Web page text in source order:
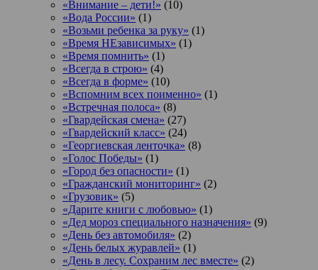
«Внимание – дети!» (10)
«Вода России» (1)
«Возьми ребенка за руку» (1)
«Время НЕзависимых» (1)
«Время помнить» (1)
«Всегда в строю» (4)
«Всегда в форме» (10)
«Вспомним всех поименно» (1)
«Встречная полоса» (8)
«Гвардейская смена» (27)
«Гвардейский класс» (24)
«Георгиевская ленточка» (8)
«Голос Победы» (1)
«Город без опасности» (1)
«Гражданский мониторинг» (2)
«Грузовик» (5)
«Дарите книги с любовью» (1)
«Дед мороз специального назначения» (9)
«День без автомобиля» (2)
«День белых журавлей» (1)
«День в лесу. Сохраним лес вместе» (2)